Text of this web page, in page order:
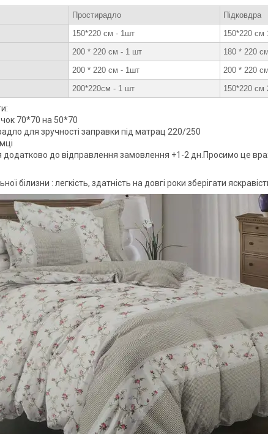
Простирадло Підковдра
150*220 см - 1шт 150*220 см
200 * 220 см - 1 шт 180 * 220
200 * 220 см - 1шт 200 * 220
200*220см - 1 шт 150*220 см
70*70 на 50*70
для зручності заправки під матрац 220/250
додатково до відправлення замовлення +1-2 дн.Просимо це
білизни : легкість, здатність на довгі роки зберігати